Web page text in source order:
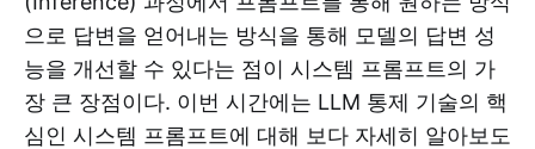
으로 답변을 얻어내는 방식을 통해 모델의 답변 성
능을 개선할 수 있다는 점이 시스템 프롬프트의 가
장 큰 장점이다. 이번 시간에는 LLM 통제 기술의 핵
심인 시스템 프롬프트에 대해 보다 자세히 알아보도